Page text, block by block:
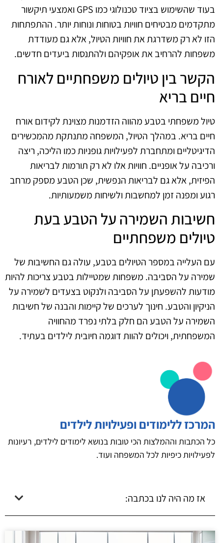
בעוד שהשימוש בציוד טכנולוגי כמו GPS ואמצעי תיקשור
מתקדמים מבטיחים חוויות בטוחות ונוחות יותר. ההתפתחות
הזו לא רק משדרגת את חוויות הטיול, אלא גם מעודדת
משפחות להרחיב את אופקיהם ולהתנסות ביעדים חדשים.
הקשר בין טיולים משפחתיים לאורח
חיים בריא
טיול משפחתי בטבע מהווה הזדמנות מצוינת לקידום אורח
חיים בריא. במהלך הטיול, המשפחה מתנתקת מהמכשירים
הדיגיטליים ומתחברת לפעילויות גופניות כמו הליכה, ריצה
ורכיבה על אופניים. חוויות אלו לא רק תורמות לבריאות
הפיזית, אלא גם לבריאות הנפשית, שכן הטבע מספק מרחב
רגוע ומפנה זמן למחשבות ולשיחות משמעותיות.
חשיבות השמירה על הטבע בעת
טיולים משפחתיים
עם העלייה במספר הטיולים בטבע, עולה גם החשיבות של
שמירה על הסביבה. משפחות שמטיילות בטבע צריכות להיות
מודעות להשפעתן על הסביבה ולנקוט בצעדים לשמירה על
הניקיון והטבע. חינוך לערכים של קיימות והבנה של חשיבות
השמירה על הטבע הם חלק בלתי נפרד מהחוויה
המשפחתית, ויכולים להוות דוגמה חיובית לילדים בעתיד.
המרכז ללימודים ופעילויות לילדים
כל הכתבות וההמלצות הכי טובות בנושא לימודים לילדים, רעיונות
לפעילויות כיפיות לכל המשפחה ועוד.
אז מה היה לנו בכתבה: